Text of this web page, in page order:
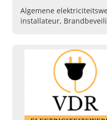
Algemene
installateur,